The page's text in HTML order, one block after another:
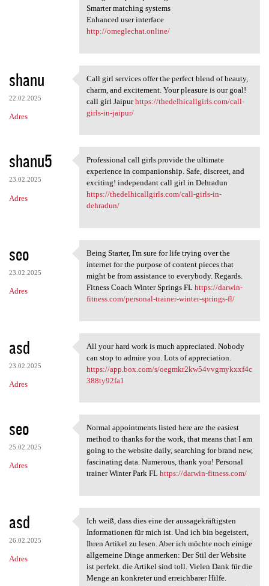
Smarter matching systems
Enhanced user interface
http://omeglechat.online/
shanu
22.02.2025
Adres
Call girl services offer the
Call girl services offer the perfect blend of beauty,
charm, and excitement. Your pleasure is our goal!
call girl Jaipurhttps://thedelhicallgirls.com/call-
girls-in-jaipur/
shanu5
23.02.2025
Adres
Professional call girls
Professional call girls provide the ultimate
experience in companionship. Safe, discreet, and
exciting! independant call girl in Dehradun
https://thedelhicallgirls.com/call-girls-in-
dehradun/
seo
23.02.2025
Adres
Being Starter, I'm sure for
Being Starter, I'm sure for life trying over the
internet for the purpose of content pieces that
might be from assistance to everybody. Regards.
Fitness Coach Winter Springs FL https://darwin-
fitness.com/personal-trainer-winter-springs-fl/
asd
23.02.2025
Adres
All your hard work is much
All your hard work is much appreciated. Nobody
can stop to admire you. Lots of appreciation.
https://app.box.com/s/oegmkr2kw54vvgmykxxf4c
388ty92fa1
seo
25.02.2025
Adres
Normal appointments listed
Normal appointments listed here are the easiest
method to thanks for the work, that means that I am
going to the website daily, searching for brand new,
fascinating data. Numerous, thank you! Personal
trainer Winter Park FL https://darwin-fitness.com/
asd
26.02.2025
Adres
Ich weiß, dass dies eine der
Ich weiß, dass dies eine der aussagekräftigsten
Informationen für mich ist. Und ich bin begeistert,
Ihren Artikel zu lesen. Aber ich möchte noch einige
allgemeine Dinge anmerken: Der Stil der Website
ist perfekt. die Artikel sind toll. Vielen Dank für die
Menge an konkreter und erreichbarer Hilfe.